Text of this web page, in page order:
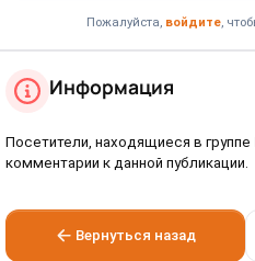
Пожалуйста, войдите,
Информация
Посетители, находящиеся в группе
комментарии к данной публикации.
Вернуться назад